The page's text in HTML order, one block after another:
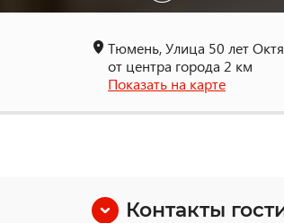
Тюмень, Улица 50 лет
от центра города 2 км
Показать на карте
Контакты